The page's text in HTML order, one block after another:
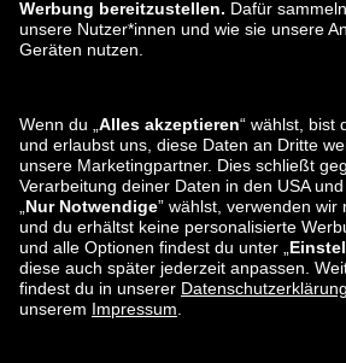
zalando-lounge.ro
zalando-lounge.lu
zalando-lounge.lv
Sie finden uns
auch bei